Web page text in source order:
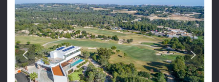
< >